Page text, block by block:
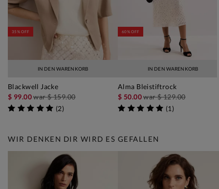
IN DEN WARENKORB
35% OFF
Blackwell Jacke
$ 99.00war$ 159.00
(2)
IN DEN WARENKORB
60% OFF
Alma Bleistiftrock
$ 50.00war$ 129.00
(1)
WIR DENKEN DIR WIRD ES GEFALLEN